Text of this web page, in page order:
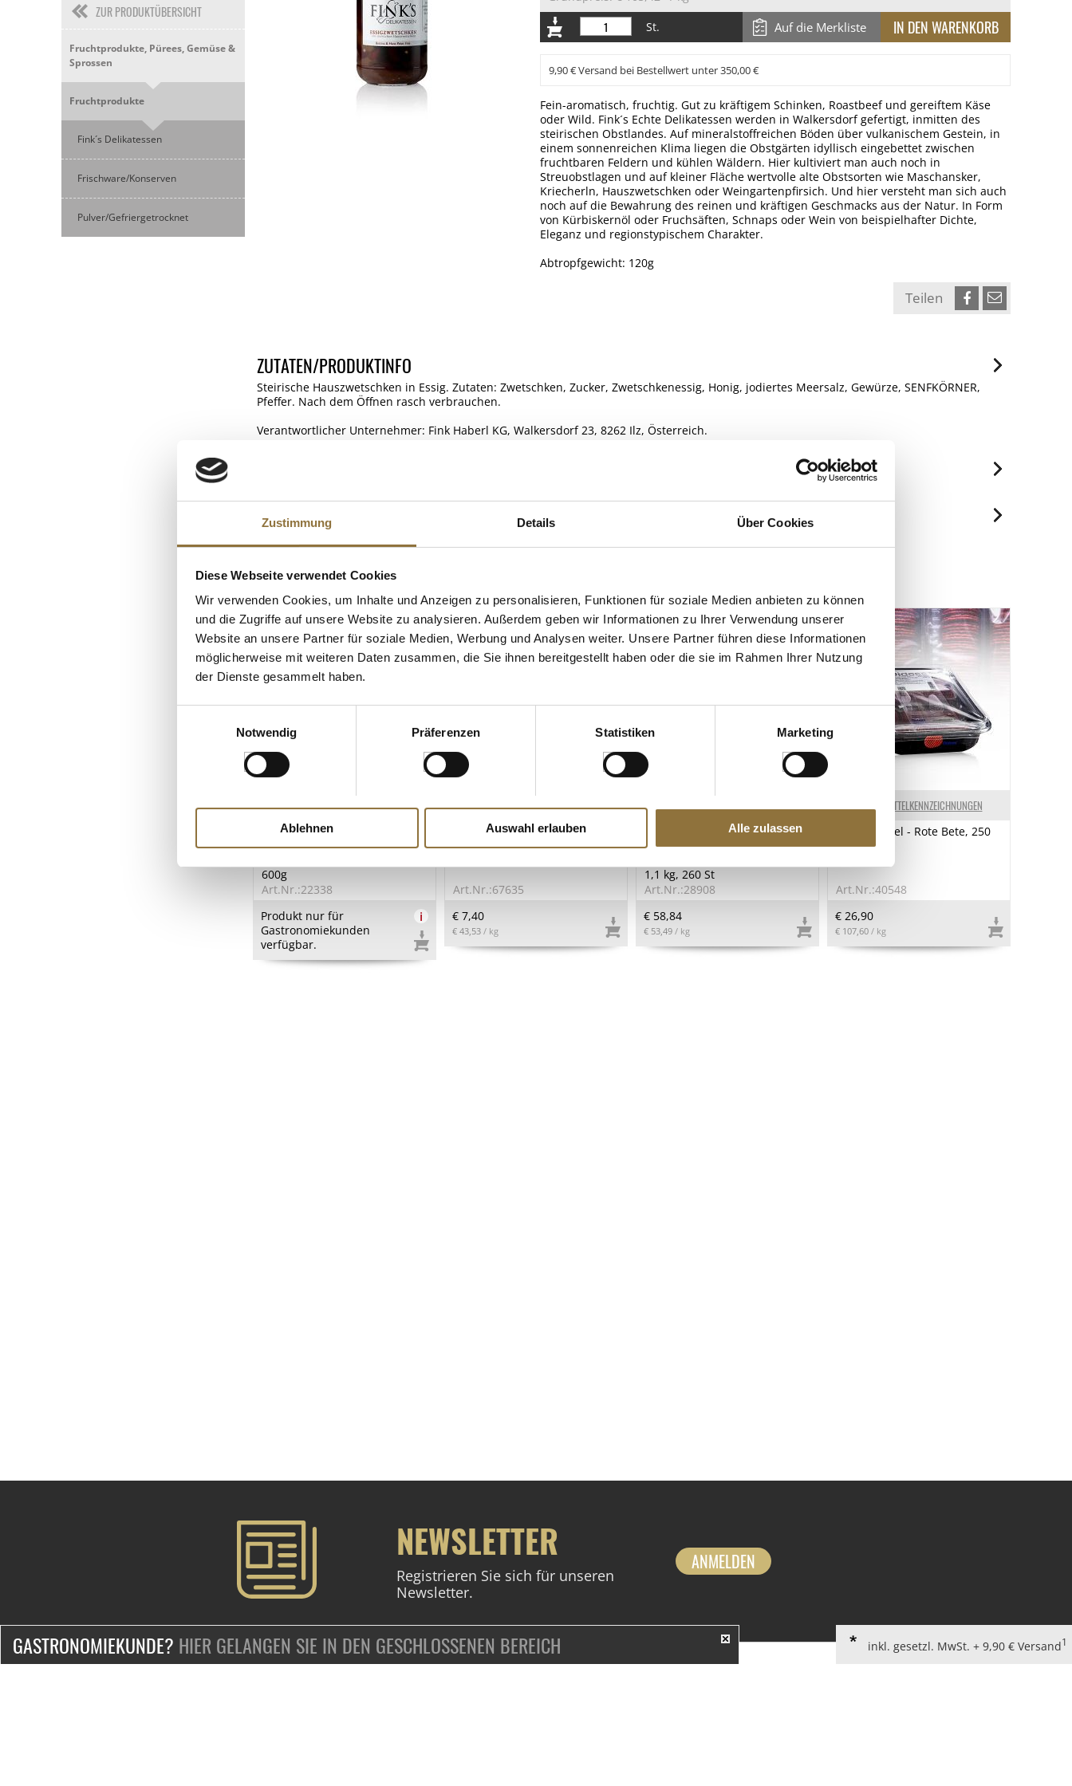
Zustimmung Details Über Cookies
Diese Webseite verwendet Cookies
Wir verwenden Cookies, um Inhalte und Anzeigen zu personalisieren, Funktionen für soziale Medien anbieten zu können
und die Zugriffe auf unsere Website zu analysieren. Außerdem geben wir Informationen zu Ihrer Verwendung unserer
Website an unsere Partner für soziale Medien, Werbung und Analysen weiter. Unsere Partner führen diese Informationen
möglicherweise mit weiteren Daten zusammen, die Sie ihnen bereitgestellt haben oder die sie im Rahmen Ihrer Nutzung
der Dienste gesammelt haben.
Notwendig
Präferenzen Statistiken Marketing
Ablehnen Auswahl erlauben Alle zulassen
ZUR PRODUKTÜBERSICHT
Fruchtprodukte, Pürees, Gemüse &
Sprossen
Fruchtprodukte
Fink´s Delikatessen
Frischware/Konserven
Pulver/Gefriergetrocknet
St.
Auf die Merkliste
9,90 € Versand bei Bestellwert unter 350,00 €
Fein-aromatisch, fruchtig. Gut zu kräftigem Schinken, Roastbeef und gereiftem Käse
oder Wild. Fink´s Echte Delikatessen werden in Walkersdorf gefertigt, inmitten des
steirischen Obstlandes. Auf mineralstoffreichen Böden über vulkanischem Gestein, in
einem sonnenreichen Klima liegen die Obstgärten idyllisch eingebettet zwischen
fruchtbaren Feldern und kühlen Wäldern. Hier kultiviert man auch noch in
Streuobstlagen und auf kleiner Fläche wertvolle alte Obstsorten wie Maschansker,
Kriecherln, Hauszwetschken oder Weingartenpfirsich. Und hier versteht man sich auch
noch auf die Bewahrung des reinen und kräftigen Geschmacks aus der Natur. In Form
von Kürbiskernöl oder Fruchsäften, Schnaps oder Wein von beispielhafter Dichte,
Eleganz und regionstypischem Charakter.
Abtropfgewicht: 120g
Teilen
ZUTATEN/PRODUKTINFO
Steirische Hauszwetschken in Essig. Zutaten: Zwetschken, Zucker, Zwetschkenessig, Honig, jodiertes Meersalz, Gewürze, SENFKÖRNER,
Pfeffer. Nach dem Öffnen rasch verbrauchen.
Verantwortlicher Unternehmer: Fink Haberl KG, Walkersdorf 23, 8262 Ilz, Österreich.
Nährwerte
Brennwert
672 kJ/161 kcal
Fett
davon gesättigte Fettsäuren
Kohlenhydrate
davon Zucker
30 g
Eiweiß
0.6 g
Salz
ALLERGENE
Allergene
Senf
KUNDEN KAUFTEN AUCH
LEBENSMITTELKENNZEICHNUNGEN
Griottes - Sauerkirschen, in
Kirschbranntwein, ohne Kern
600g
Art.Nr.:22338
Produkt nur für
Gastronomiekunden
verfügbar.
i
LEBENSMITTELKENNZEICHNUNGEN
Enten-Rillette,
Entenfleischpastete, Feyel, 170
Art.Nr.:67635
€ 7,40
€ 43,53 / kg
LEBENSMITTELKENNZEICHNUNGEN
Mini-Hörnchen Basic, neutral,
rot, grün, schwarz, ø
1,1 kg, 260 St
Art.Nr.:28908
€ 58,84
€ 53,49 / kg
LEBENSMITTELKENNZEICHNUNGEN
Dekor Waffel - Rote Bete, 250
g, 160 St
Art.Nr.:40548
€ 26,90
€ 107,60 / kg
NEWSLETTER
Registrieren Sie sich für unseren
Newsletter.
ANMELDEN
GASTRONOMIEKUNDE? HIER GELANGEN SIE IN DEN GESCHLOSSENEN BEREICH inkl. gesetzl. MwSt. + 9,90 € Versand1